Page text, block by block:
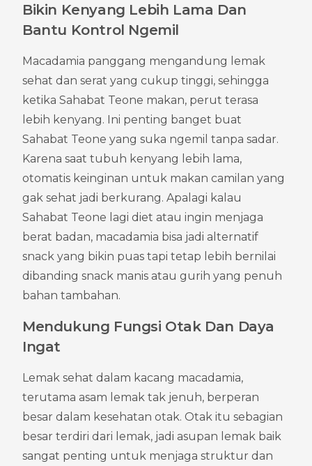
Bikin Kenyang Lebih Lama Dan
Bantu Kontrol Ngemil
Macadamia panggang mengandung lemak
sehat dan serat yang cukup tinggi, sehingga
ketika Sahabat Teone makan, perut terasa
lebih kenyang. Ini penting banget buat
Sahabat Teone yang suka ngemil tanpa sadar.
Karena saat tubuh kenyang lebih lama,
otomatis keinginan untuk makan camilan yang
gak sehat jadi berkurang. Apalagi kalau
Sahabat Teone lagi diet atau ingin menjaga
berat badan, macadamia bisa jadi alternatif
snack yang bikin puas tapi tetap lebih bernilai
dibanding snack manis atau gurih yang penuh
bahan tambahan.
Mendukung Fungsi Otak Dan Daya
Ingat
Lemak sehat dalam kacang macadamia,
terutama asam lemak tak jenuh, berperan
besar dalam kesehatan otak. Otak itu sebagian
besar terdiri dari lemak, jadi asupan lemak baik
sangat penting untuk menjaga struktur dan